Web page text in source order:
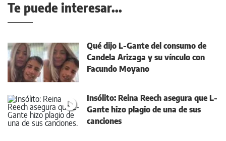
Te puede interesar...
Qué dijo L-Gante del consumo de
Candela Arizaga y su vínculo con
Facundo Moyano
Insólito: Reina Reech asegura que L-
Gante hizo plagio de una de sus
canciones